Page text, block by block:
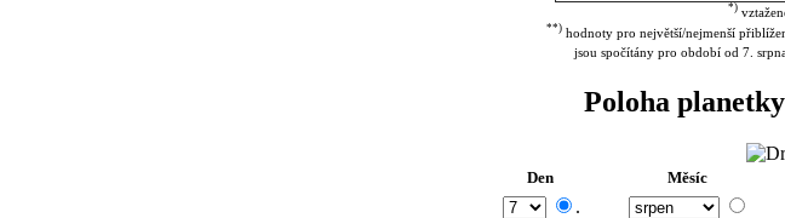
*)
**) hodnoty pro největší/nejmenší
jsou spočítány pro období od 7.
Poloha
Den Měsíc
.